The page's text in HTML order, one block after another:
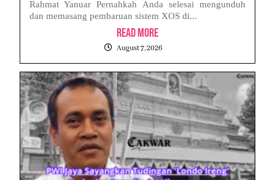
Rahmat Yanuar Pernahkah Anda selesai mengunduh
dan memasang pembaruan sistem XOS di...
Read More
August 7, 2026